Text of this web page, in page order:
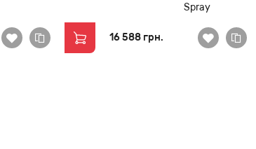
Spray
16 588 грн.